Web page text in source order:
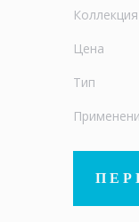
Коллекция
Цена
Тип